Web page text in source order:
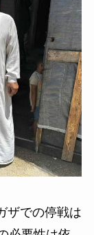
ザでの停戦は